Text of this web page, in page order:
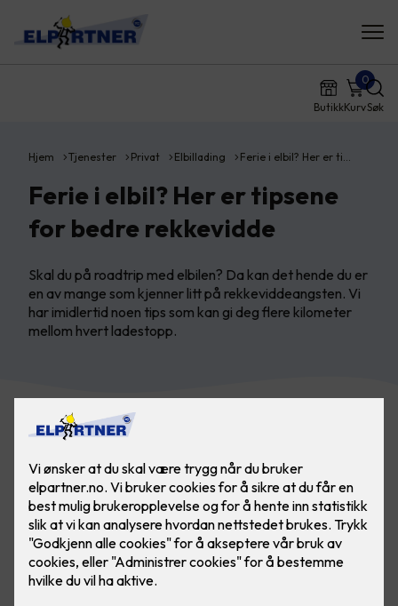
ButikkKurv
0
Søk
Hjem Tjenester Privat Elbillading Ferie i elbil? Her er ti…
Ferie i elbil? Her er tipsene
for bedre rekkevidde
Skal du på roadtrip med elbilen? Da kan det hende du er
en av mange som kjenner litt på rekkeviddeangsten. Vi
har imidlertid noen tips som kan gi deg flere kilometer
mellom hvert ladestopp.